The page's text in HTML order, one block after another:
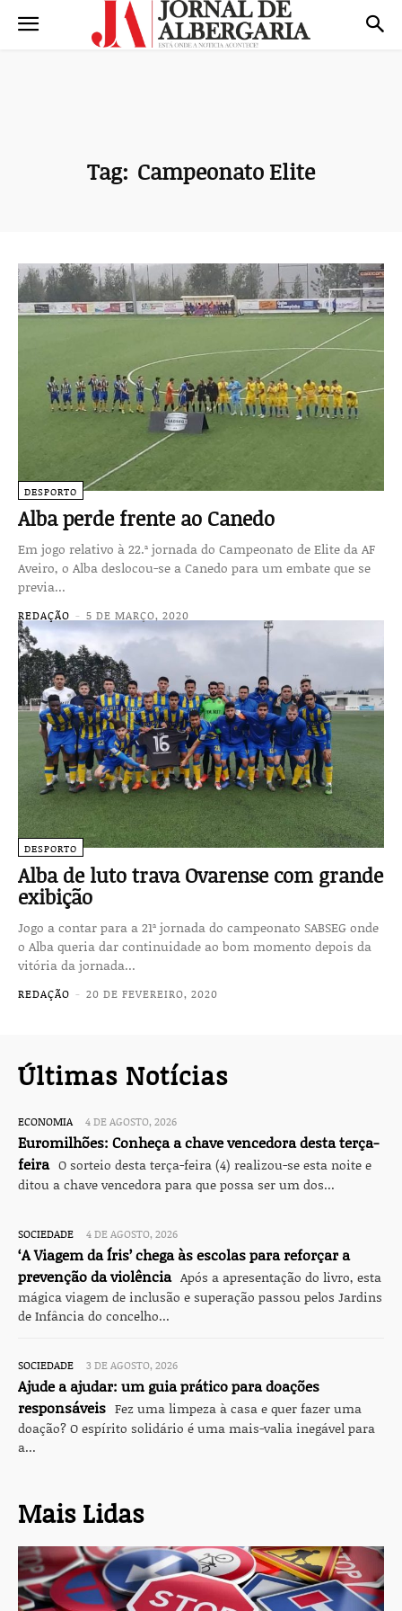
Tag: Campeonato Elite
DESPORTO
Alba perde frente ao Canedo
Em jogo relativo à 22.ª jornada do Campeonato de Elite da AF
Aveiro, o Alba deslocou-se a Canedo para um embate que se
previa...
REDAÇÃO - 5 DE MARÇO, 2020
DESPORTO
Alba de luto trava Ovarense com grande
exibição
Jogo a contar para a 21ª jornada do cam­peonato SABSEG onde
o Alba queria dar continuidade ao bom momento depois da
vitória da jornada...
REDAÇÃO - 20 DE FEVEREIRO, 2020
Últimas Notícias
ECONOMIA 4 DE AGOSTO, 2026
Euromilhões: Conheça a chave vencedora desta terça-
feira O sorteio desta terça-feira (4) realizou-se esta noite e
ditou a chave vencedora para que possa ser um dos...
SOCIEDADE 4 DE AGOSTO, 2026
‘A Viagem da Íris’ chega às escolas para reforçar a
prevenção da violência Após a apresentação do livro, esta
mágica viagem de inclusão e superação passou pelos Jardins
de Infância do concelho...
SOCIEDADE 3 DE AGOSTO, 2026
Ajude a ajudar: um guia prático para doações
responsáveis Fez uma limpeza à casa e quer fazer uma
doação? O espírito solidário é uma mais-valia inegável para
a...
Mais Lidas